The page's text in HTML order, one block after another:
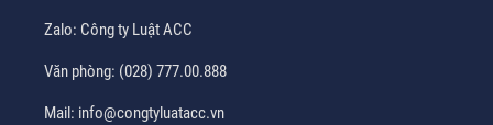
Zalo: Công ty Luật ACC
Văn phòng: (028) 777.00.888
Mail: info@congtyluatacc.vn